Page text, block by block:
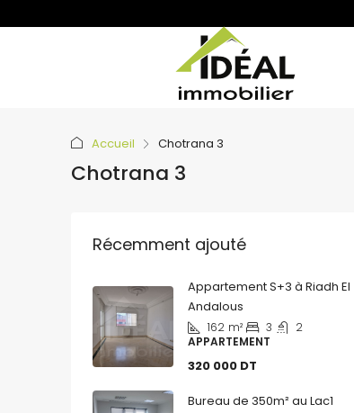
Accueil Chotrana 3
Chotrana 3
Récemment ajouté
Appartement S+3 à Riadh El
Andalous
162 m² 3
2
APPARTEMENT
320 000 DT
Bureau de 350m² au Lac1